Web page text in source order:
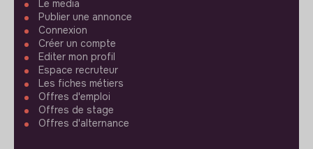
Le media
Publier une annonce
Connexion
Créer un compte
Editer mon profil
Espace recruteur
Les fiches métiers
Offres d'emploi
Offres de stage
Offres d'alternance